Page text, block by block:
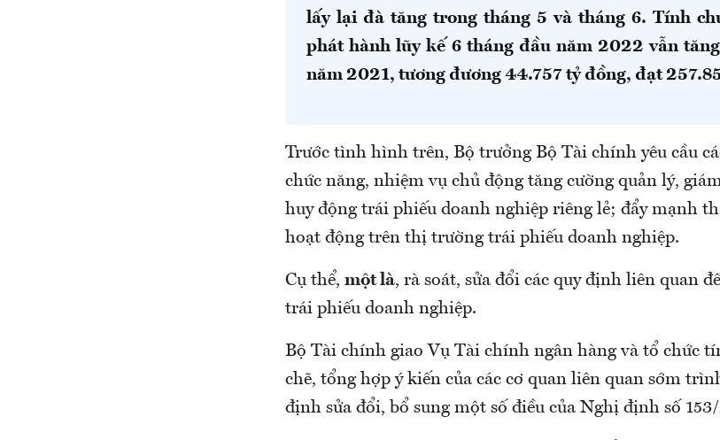
lấy lại đà tăng trong tháng 5 và tháng 6. Tính
phát hành lũy kế 6 tháng đầu năm 2022 vẫn
năm 2021, tương đương 44.757 tỷ đồng, đạt
Trước tình hình trên, Bộ trưởng Bộ Tài chính yêu cầu
chức năng, nhiệm vụ chủ động tăng cường quản lý,
huy động trái phiếu doanh nghiệp riêng lẻ; đẩy mạnh
hoạt động trên thị trường trái phiếu doanh nghiệp.
Cụ thể, một là, rà soát, sửa đổi các quy định liên quan
trái phiếu doanh nghiệp.
Bộ Tài chính giao Vụ Tài chính ngân hàng và tổ chức
chẽ, tổng hợp ý kiến của các cơ quan liên quan sớm
định sửa đổi, bổ sung một số điều của Nghị định số